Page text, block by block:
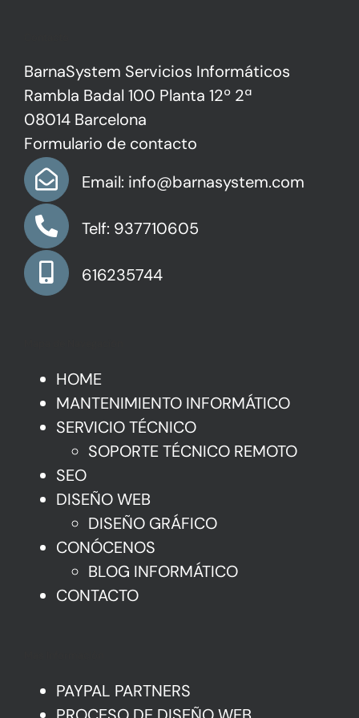
BarnaSystem Servicios Informáticos
Rambla Badal 100 Planta 12º 2ª
08014 Barcelona
Formulario de contacto
Email: info@barnasystem.com
Telf: 937710605
616235744
HOME
MANTENIMIENTO INFORMÁTICO
SERVICIO TÉCNICO
SOPORTE TÉCNICO REMOTO
SEO
DISEÑO WEB
DISEÑO GRÁFICO
CONÓCENOS
BLOG INFORMÁTICO
CONTACTO
PAYPAL PARTNERS